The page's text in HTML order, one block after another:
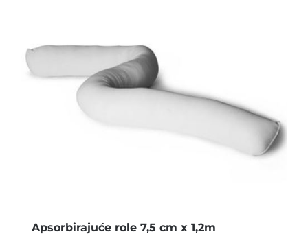
Apsorbirajuće role 7,5 cm x 1,2m